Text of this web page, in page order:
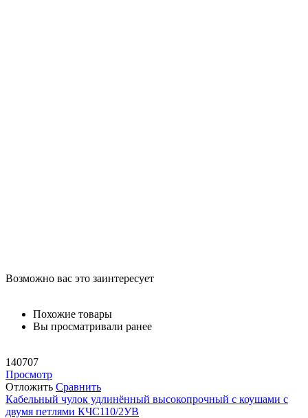
Возможно вас это заинтересует
Похожие товары
Вы просматривали ранее
140707
Просмотр
Отложить Сравнить
Кабельный чулок удлинённый высокопрочный с коушами с
двумя петлями КЧС110/2УВ